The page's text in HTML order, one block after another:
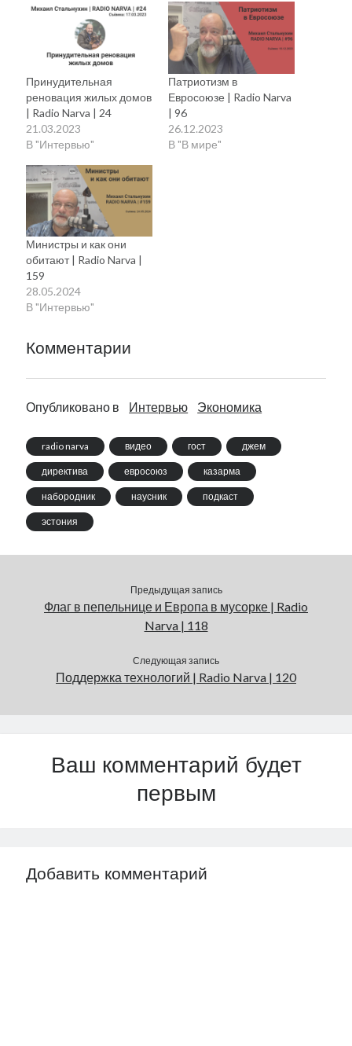
Принудительная
реновация жилых домов
| Radio Narva | 24
21.03.2023
В "Интервью"
Патриотизм в
Евросоюзе | Radio Narva
| 96
26.12.2023
В "В мире"
Министры и как они
обитают | Radio Narva |
159
28.05.2024
В "Интервью"
Комментарии
Опубликовано в Интервью Экономика
radio narva видео гост джем
директива евросоюз казарма
набородник наусник подкаст
эстония
Предыдущая запись
Флаг в пепельнице и Европа в мусорке | Radio
Narva | 118
Следующая запись
Поддержка технологий | Radio Narva | 120
Ваш комментарий будет
первым
Добавить комментарий